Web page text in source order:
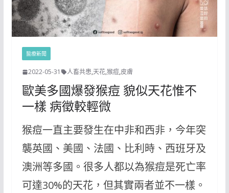
醫療新聞
2022-05-31 人畜共患,天花,猴痘,皮膚
歐美多國爆發猴痘 貌似天花惟不
一樣 病徵較輕微
猴痘一直主要發生在中非和西非，今年突
襲英國、美國、法國、比利時、西班牙及
澳洲等多國。很多人都以為猴痘是死亡率
可達30%的天花，但其實兩者並不一樣。